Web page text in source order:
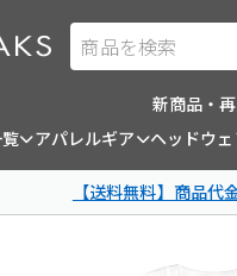
商品を検索
新商品・
アパレルギア ヘッドウ
【送料無料】商品